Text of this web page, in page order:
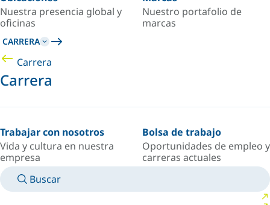
Nuestra presencia global y
oficinas
Nuestro portafolio de
marcas
CARRERA
Carrera
Carrera
Trabajar con nosotros
Vida y cultura en nuestra
empresa
Bolsa de trabajo
Oportunidades de empleo y
carreras actuales
Buscar